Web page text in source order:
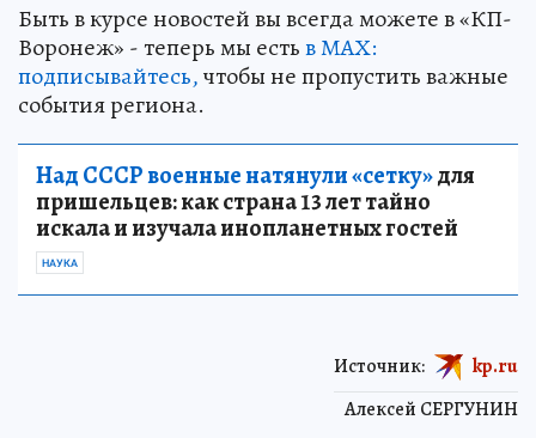
Быть в курсе новостей вы всегда можете в «КП-
Воронеж» - теперь мы естьв МАХ:
подписывайтесь,чтобы не пропустить важные
события региона.
Над СССР военные натянули «сетку»для
пришельцев: как страна 13 лет тайно
искала и изучала инопланетных гостей
НАУКА
Алексей СЕРГУНИН
Источник: kp.ru